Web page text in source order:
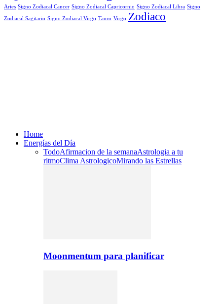
Aries Signo Zodiacal Cancer Signo Zodiacal Capricornio Signo Zodiacal Libra Signo
Zodiacal Sagitario Signo Zodiacal Virgo Tauro Virgo Zodiaco
Home
Energías del Día
TodoAfirmacion de la semanaAstrologia a tu
ritmoClima AstrologicoMirando las Estrellas
Moonmentum para planificar